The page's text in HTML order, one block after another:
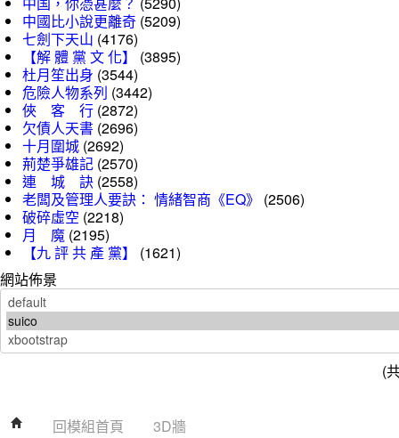
中國比小說更離奇 (5209)
七劍下天山 (4176)
【解 體 黨 文 化】
(3895)
杜月笙出身 (3544)
危險人物系列 (3442)
俠 客 行 (2872)
欠債人天書 (2696)
十月圍城 (2692)
荊楚爭雄記 (2570)
連 城 訣 (2558)
老闆及管理人要訣： 情緒智商《EQ》 (2506)
破碎虛空 (2218)
月 魔 (2195)
【九 評 共 產 黨】
(1621)
網站佈景
(
回模組首頁 3D牆